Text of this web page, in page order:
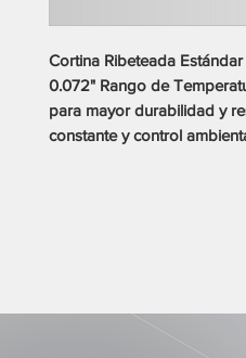
Cortina Ribeteada
0.072" Rango de
para mayor durabilidad y
constante y control